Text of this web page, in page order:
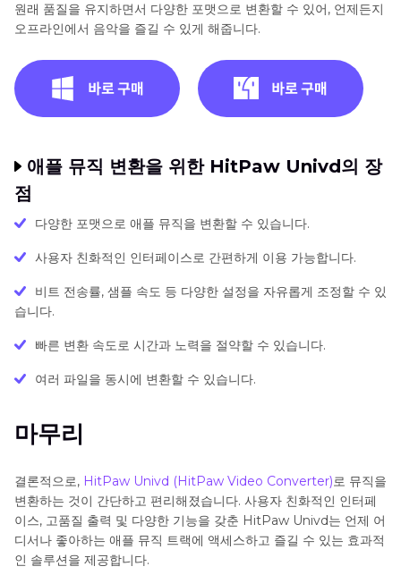
원래 품질을 유지하면서 다양한 포맷으로 변환할 수 있어, 언제든지
오프라인에서 음악을 즐길 수 있게 해줍니다.
애플 뮤직 변환을 위한 HitPaw Univd의 장
점
다양한 포맷으로 애플 뮤직을 변환할 수 있습니다.
사용자 친화적인 인터페이스로 간편하게 이용 가능합니다.
비트 전송률, 샘플 속도 등 다양한 설정을 자유롭게 조정할 수 있
습니다.
빠른 변환 속도로 시간과 노력을 절약할 수 있습니다.
여러 파일을 동시에 변환할 수 있습니다.
마무리
결론적으로, HitPaw Univd (HitPaw Video Converter)로 뮤직을
변환하는 것이 간단하고 편리해졌습니다. 사용자 친화적인 인터페
이스, 고품질 출력 및 다양한 기능을 갖춘 HitPaw Univd는 언제 어
디서나 좋아하는 애플 뮤직 트랙에 액세스하고 즐길 수 있는 효과적
인 솔루션을 제공합니다.